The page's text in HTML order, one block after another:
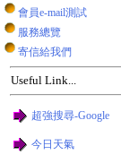
會員e-mail測試
服務總覽
寄信給我們
Useful Link...
超強搜尋-Google
今日天氣